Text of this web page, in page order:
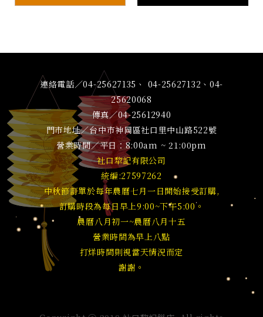
連絡電話／04-25627135、 04-25627132、04-
25620068
傳真／04-25612940
門市地址／台中市神岡區社口里中山路522號
營業時間／平日：8:00am ~ 21:00pm
社口犂記有限公司
統編:27597262
中秋節訂單於每年農曆七月一日開始接受訂購,
訂購時段為每日早上9:00~下午5:00。
農曆八月初一~農曆八月十五
營業時間為早上八點
打烊時間則視當天情況而定
謝謝。